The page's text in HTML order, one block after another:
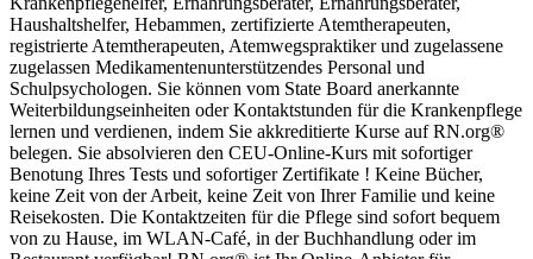
Haushaltshelfer, Hebammen, zertifizierte Atemtherapeuten,
registrierte Atemtherapeuten, Atemwegspraktiker und zugelassene
zugelassen Medikamentenunterstützendes Personal und
Schulpsychologen. Sie können vom State Board anerkannte
Weiterbildungseinheiten oder Kontaktstunden für die Krankenpflege
lernen und verdienen, indem Sie akkreditierte Kurse auf RN.org®
belegen. Sie absolvieren den CEU-Online-Kurs mit sofortiger
Benotung Ihres Tests und sofortiger Zertifikate ! Keine Bücher,
keine Zeit von der Arbeit, keine Zeit von Ihrer Familie und keine
Reisekosten. Die Kontaktzeiten für die Pflege sind sofort bequem
von zu Hause, im WLAN-Café, in der Buchhandlung oder im